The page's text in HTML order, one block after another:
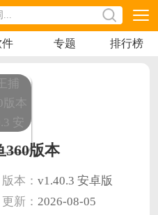
件 专题 排行榜
360版本
版本： v1.40.3 安卓版
更新： 2026-08-05